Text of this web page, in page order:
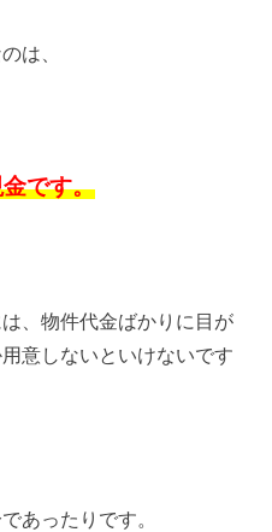
は、
です。
、物件代金ばかりに目が
意しないといけないです
あったりです。